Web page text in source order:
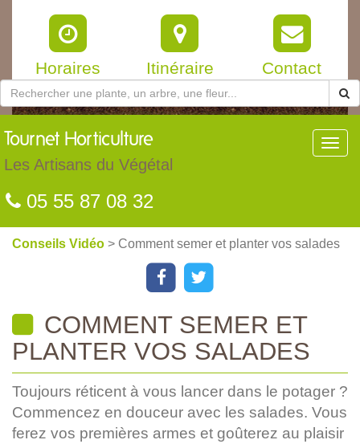
Horaires Itinéraire Contact
Tournet Horticulture
Les Artisans du Végétal
05 55 87 08 32
Conseils Vidéo > Comment semer et planter vos salades
COMMENT SEMER ET
PLANTER VOS SALADES
Toujours réticent à vous lancer dans le potager ?
Commencez en douceur avec les salades. Vous
ferez vos premières armes et goûterez au plaisir